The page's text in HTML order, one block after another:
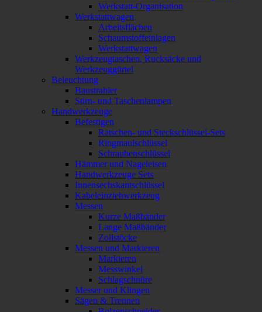
Werkstatt-Organisation
Werkstattwagen
Arbeitsflächen
Schaumstoffeinlagen
Werkstattwagen
Werkzeugtaschen, Rucksäcke und
Werkzeuggürtel
Beleuchtung
Baustrahler
Stirn- und Taschenlampen
Handwerkzeuge
Befestigen
Ratschen- und Steckschlüssel-Sets
Ringmaulschlüssel
Schraubenschlüssel
Hämmer und Nageleisen
Handwerkzeuge Sets
Innensechskantschlüssel
Kabeleinziehwerkzeug
Messen
Kurze Maßbänder
Lange Maßbänder
Zollstöcke
Messen und Markieren
Markieren
Messwinkel
Schlagschnüre
Messer und Klingen
Sägen & Trennen